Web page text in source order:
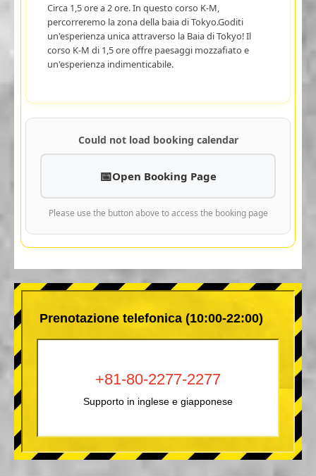
Circa 1,5 ore a 2 ore. In questo corso K-M,
percorreremo la zona della baia di Tokyo.Goditi
un'esperienza unica attraverso la Baia di Tokyo! Il
corso K-M di 1,5 ore offre paesaggi mozzafiato e
un'esperienza indimenticabile.
Could not load booking calendar
Open Booking Page
Please use the button above to access the booking page
Prenotazione telefonica (10:00-22:00)
+81-80-2277-2277
Supporto in inglese e giapponese